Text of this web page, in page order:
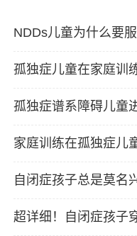
NDDs儿童为什么要
脑的“秘密对话”里！
孤独症儿童在家庭训
哪些？
孤独症谱系障碍儿童
家庭训练在孤独症儿
量的作用
自闭症孩子总是莫名
超详细！自闭症孩子